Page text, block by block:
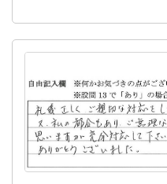
います。
色々とお世話になりあり